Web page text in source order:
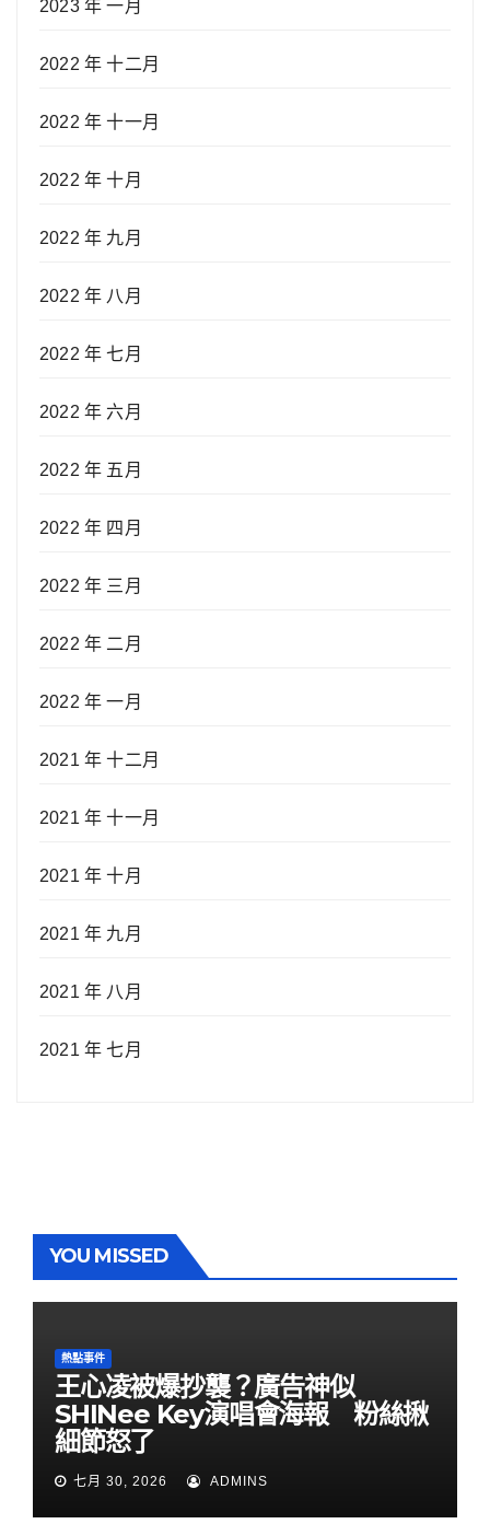
2023 年 一月
2022 年 十二月
2022 年 十一月
2022 年 十月
2022 年 九月
2022 年 八月
2022 年 七月
2022 年 六月
2022 年 五月
2022 年 四月
2022 年 三月
2022 年 二月
2022 年 一月
2021 年 十二月
2021 年 十一月
2021 年 十月
2021 年 九月
2021 年 八月
2021 年 七月
YOU MISSED
熱點事件
王心凌被爆抄襲？廣告神似
SHINee Key演唱會海報 粉絲揪
細節怒了
七月 30, 2026 ADMINS